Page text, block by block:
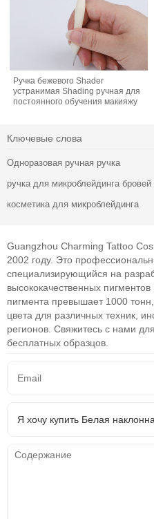
Ручка бежевого Shader
устранимая Shading ручная для
постоянного обучения макияжу
Ключевые слова
Одноразовая ручная ручка
ручка для микроблейдинга бровей
косметика для микроблейдинга
Guangzhou Charming Tattoo
2002 году. Это
специализирующийся на
высококачественных
пигмента превышает 1000
цвета для различных техник,
регионов. Свяжитесь с нами
бесплатных образцов.